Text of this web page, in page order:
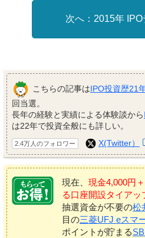
2015年 IPO
こちらの記事はIPO投資歴21
回当選。
長年の経験と実績による体験談から
は22年で投資全般にも詳しい。
2.4万人のフォロワー X(Twitter）
現在、 現金4,000円
る口座開設タイアッ
抽選資金が不要の松
目の三菱UFJ eスマ
ポイントが貯まる